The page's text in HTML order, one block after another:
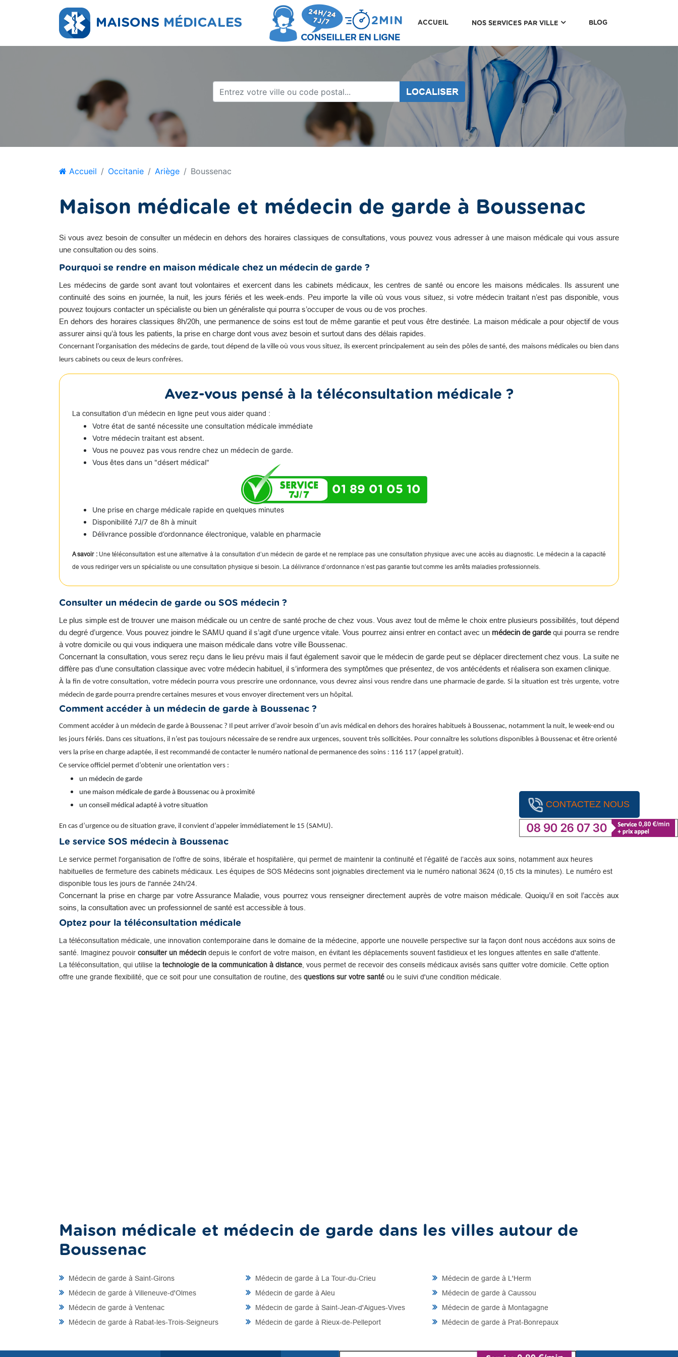
CONTACTEZ NOUS
ACCUEIL NOS SERVICES PAR VILLE (CURRENT)
BLOG
LOCALISER
Accueil Occitanie Ariège Boussenac
Maison médicale et médecin de garde à Boussenac
Si vous avez besoin de consulter un médecin en dehors des horaires classiques de consultations, vous pouvez vous adresser à une maison médicale qui vous assure
une consultation ou des soins.
Pourquoi se rendre en maison médicale chez un médecin de garde ?
Les médecins de garde sont avant tout volontaires et exercent dans les cabinets médicaux, les centres de santé ou encore les maisons médicales. Ils assurent une
continuité des soins en journée, la nuit, les jours fériés et les week-ends. Peu importe la ville où vous vous situez, si votre médecin traitant n’est pas disponible, vous
pouvez toujours contacter un spécialiste ou bien un généraliste qui pourra s’occuper de vous ou de vos proches.
En dehors des horaires classiques 8h/20h, une permanence de soins est tout de même garantie et peut vous être destinée. La maison médicale a pour objectif de vous
assurer ainsi qu’à tous les patients, la prise en charge dont vous avez besoin et surtout dans des délais rapides.
Concernant l’organisation des médecins de garde, tout dépend de la ville où vous vous situez, ils exercent principalement au sein des pôles de santé, des maisons médicales ou bien dans
leurs cabinets ou ceux de leurs confrères.
Avez-vous pensé à la téléconsultation médicale ?
La consultation d’un médecin en ligne peut vous aider quand :
Votre état de santé nécessite une consultation médicale immédiate
Votre médecin traitant est absent.
Vous ne pouvez pas vous rendre chez un médecin de garde.
Vous êtes dans un "désert médical"
01 89 01 05 10
Une prise en charge médicale rapide en quelques minutes
Disponibilité 7J/7 de 8h à minuit
Délivrance possible d’ordonnance électronique, valable en pharmacie
A savoir :Une téléconsultation est une alternative à la consultation d’un médecin de garde et ne remplace pas une consultation physique avec une accès au diagnostic. Le médecin a la capacité
de vous rediriger vers un spécialiste ou une consultation physique si besoin. La délivrance d’ordonnance n’est pas garantie tout comme les arrêts maladies professionnels.
Consulter un médecin de garde ou SOS médecin ?
Le plus simple est de trouver une maison médicale ou un centre de santé proche de chez vous. Vous avez tout de même le choix entre plusieurs possibilités, tout dépend
du degré d’urgence. Vous pouvez joindre le SAMU quand il s’agit d’une urgence vitale. Vous pourrez ainsi entrer en contact avec un médecin de gardequi pourra se rendre
à votre domicile ou qui vous indiquera une maison médicale dans votre ville Boussenac.
Concernant la consultation, vous serez reçu dans le lieu prévu mais il faut également savoir que le médecin de garde peut se déplacer directement chez vous. La suite ne
diffère pas d’une consultation classique avec votre médecin habituel, il s’informera des symptômes que présentez, de vos antécédents et réalisera son examen clinique.
À la fin de votre consultation, votre médecin pourra vous prescrire une ordonnance, vous devrez ainsi vous rendre dans une pharmacie de garde. Si la situation est très urgente, votre
médecin de garde pourra prendre certaines mesures et vous envoyer directement vers un hôpital.
Comment accéder à un médecin de garde à Boussenac ?
Comment accéder à un médecin de garde à Boussenac ? Il peut arriver d’avoir besoin d’un avis médical en dehors des horaires habituels à Boussenac, notamment la nuit, le week-end ou
les jours fériés. Dans ces situations, il n’est pas toujours nécessaire de se rendre aux urgences, souvent très sollicitées. Pour connaître les solutions disponibles à Boussenac et être orienté
vers la prise en charge adaptée, il est recommandé de contacter le numéro national de permanence des soins : 116 117 (appel gratuit).
Ce service officiel permet d’obtenir une orientation vers :
un médecin de garde
une maison médicale de garde à Boussenac ou à proximité
un conseil médical adapté à votre situation
En cas d’urgence ou de situation grave, il convient d’appeler immédiatement le 15 (SAMU).
Le service SOS médecin à Boussenac
Le service permet l'organisation de l’offre de soins, libérale et hospitalière, qui permet de maintenir la continuité et l’égalité de l’accès aux soins, notamment aux heures
habituelles de fermeture des cabinets médicaux. Les équipes de SOS Médecins sont joignables directement via le numéro national 3624 (0,15 cts la minutes). Le numéro est
disponible tous les jours de l'année 24h/24.
Concernant la prise en charge par votre Assurance Maladie, vous pourrez vous renseigner directement auprès de votre maison médicale. Quoiqu’il en soit l’accès aux
soins, la consultation avec un professionnel de santé est accessible à tous.
Optez pour la téléconsultation médicale
La téléconsultation médicale, une innovation contemporaine dans le domaine de la médecine, apporte une nouvelle perspective sur la façon dont nous accédons aux soins de
santé. Imaginez pouvoir consulter un médecin depuis le confort de votre maison, en évitant les déplacements souvent fastidieux et les longues attentes en salle d'attente.
La téléconsultation, qui utilise la technologie de la communication à distance , vous permet de recevoir des conseils médicaux avisés sans quitter votre domicile. Cette option
offre une grande flexibilité, que ce soit pour une consultation de routine, des questions sur votre santé ou le suivi d'une condition médicale.
Maison médicale et médecin de garde dans les villes autour de
Boussenac
Médecin de garde à Saint-Girons
Médecin de garde à Villeneuve-d'Olmes
Médecin de garde à Ventenac
Médecin de garde à Rabat-les-Trois-Seigneurs
Médecin de garde à La Tour-du-Crieu
Médecin de garde à Aleu
Médecin de garde à Saint-Jean-d'Aigues-Vives
Médecin de garde à Rieux-de-Pelleport
Médecin de garde à L'Herm
Médecin de garde à Caussou
Médecin de garde à Montagagne
Médecin de garde à Prat-Bonrepaux